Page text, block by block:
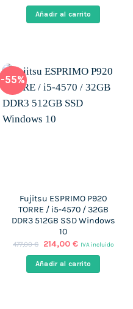
original
era:
actual
es:
Añadir al carrito
-55%
Fujitsu ESPRIMO P920
TORRE / i5-4570 / 32GB
DDR3 512GB SSD Windows
10
477,00€
El
original
era:
214,00 €El
actual
es:
IVA incluido
Añadir al carrito